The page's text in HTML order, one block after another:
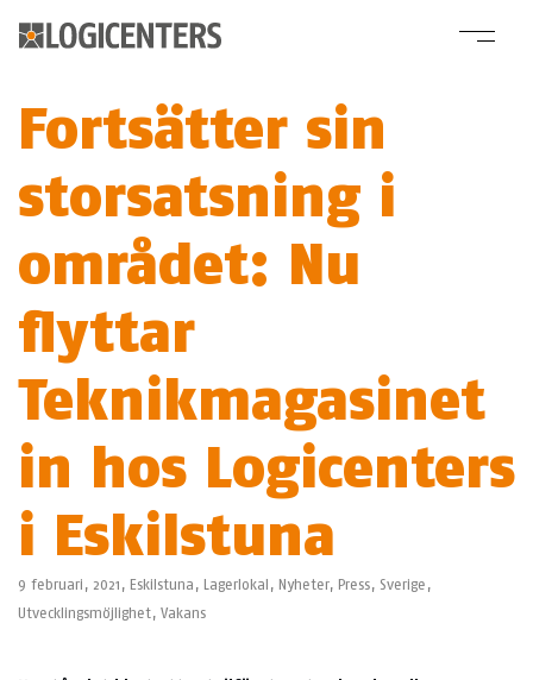
Fortsätter sin
storsatsning i
området: Nu
flyttar
Teknikmagasinet
in hos Logicenters
i Eskilstuna
9 februari, 2021, Eskilstuna , Lagerlokal , Nyheter, Press, Sverige ,
Utvecklingsmöjlighet, Vakans